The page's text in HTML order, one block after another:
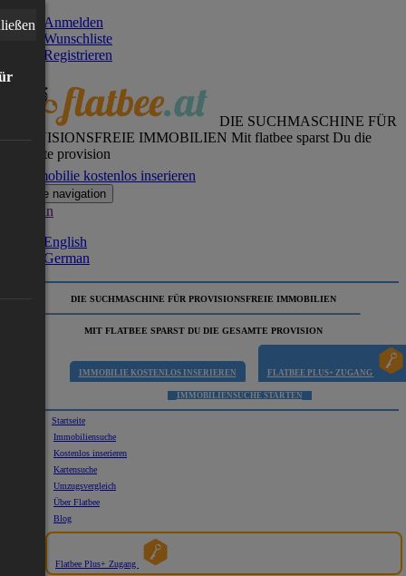
Anmelden
Wunschliste
Registrieren
DIE SUCHMASCHINE FÜR
PROVISIONSFREIE IMMOBILIEN Mit flatbee sparst Du die
gesamte provision
Immobilie kostenlos inserieren
Toggle navigation
German
English
German
DIE SUCHMASCHINE FÜR PROVISIONSFREIE IMMOBILIEN
MIT FLATBEE SPARST DU DIE GESAMTE PROVISION
IMMOBILIE KOSTENLOS INSERIEREN FLATBEE PLUS+ ZUGANG
IMMOBILIENSUCHE STARTEN
Startseite
Immobiliensuche
Kostenlos inserieren
Kartensuche
Umzugsvergleich
Über Flatbee
Blog
Flatbee Plus+ Zugang